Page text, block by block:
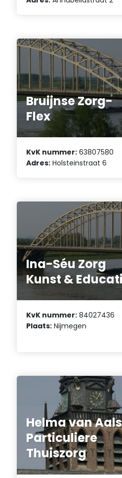
Bruijnse Zorg-
Flex
KvK nummer: 63807580
Adres: Holsteinstraat 6
Ina-Séu Zorg
Kunst &
KvK nummer: 84027436
Plaats: Nijmegen
Helma van
Particuliere
Thuiszorg